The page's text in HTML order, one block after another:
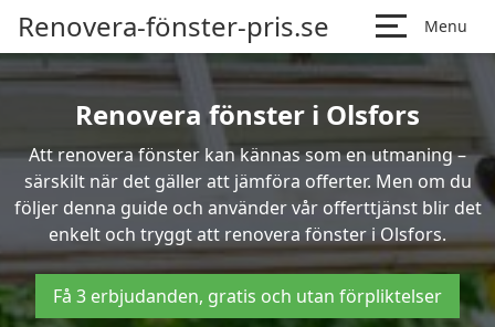
Renovera-fönster-pris.se Menu
Renovera fönster i Olsfors
Att renovera fönster kan kännas som en utmaning –
särskilt när det gäller att jämföra offerter. Men om du
följer denna guide och använder vår offerttjänst blir det
enkelt och tryggt att renovera fönster i Olsfors.
Få 3 erbjudanden, gratis och utan förpliktelser